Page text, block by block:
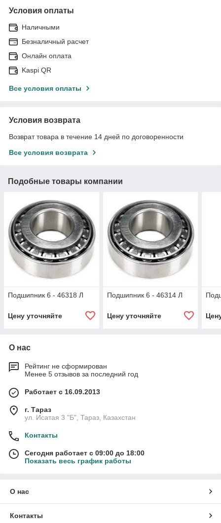
Условия оплаты
Наличными
Безналичный расчет
Онлайн оплата
Kaspi QR
Все условия оплаты
Условия возврата
Возврат товара в течение 14 дней по договоренности
Все условия возврата
Подобные товары компании
Подшипник 6 - 46318 Л
Цену уточняйте
Подшипник 6 - 46314 Л
Цену уточняйте
О нас
Рейтинг не сформирован
Менее 5 отзывов за последний год
Работает с 16.09.2013
г. Тараз
ул. Исатая 3 "Б", Тараз, Казахстан
Контакты
Сегодня работает с 09:00 до 18:00
Показать весь график работы
О нас
Контакты